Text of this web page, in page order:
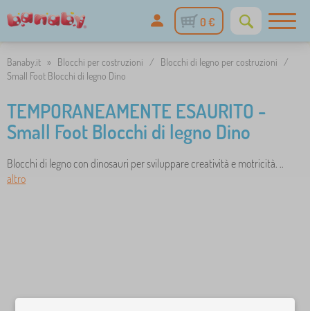
0 €
Banaby.it » Blocchi per costruzioni / Blocchi di legno per costruzioni
/
Small Foot Blocchi di legno Dino
TEMPORANEAMENTE ESAURITO -
Small Foot Blocchi di legno Dino
Blocchi di legno con dinosauri per sviluppare creatività e motricità. ..
altro